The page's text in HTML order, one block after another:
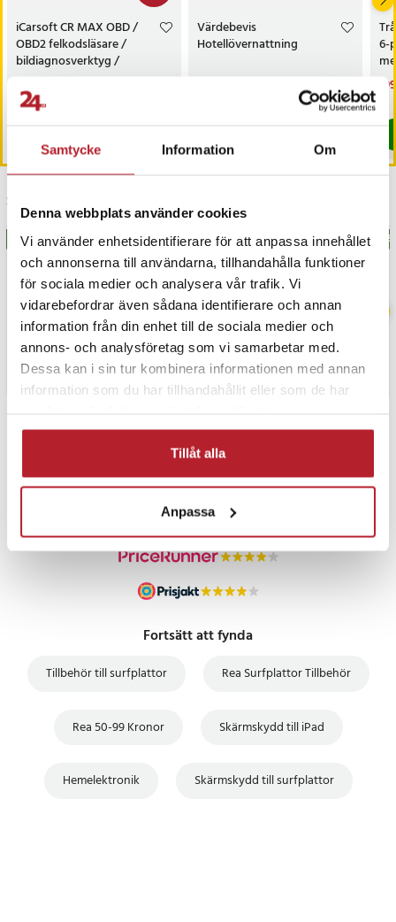
Samtycke Information Om
Denna webbplats använder cookies
Vi använder enhetsidentifierare för att anpassa innehållet
och annonserna till användarna, tillhandahålla funktioner
för sociala medier och analysera vår trafik. Vi
vidarebefordrar även sådana identifierare och annan
information från din enhet till de sociala medier och
annons- och analysföretag som vi samarbetar med.
Dessa kan i sin tur kombinera informationen med annan
information som du har tillhandahållit eller som de har
Tillåt alla
Anpassa
iCarsoft CR MAX OBD /
OBD2 felkodsläsare /
bildiagnosverktyg /
diagnosverktyg för bil
Nuvarande pris
3 698 kr
3 698 kr
I lager, levereras inom 1-2 vardagar
Värdebevis
Hotellövernattning
I lager, levereras inom 1-2 vardagar
6-
Senast besökta
BÄSTSÄLJARE BÄSTSÄLJARE
PRISGARANTI
UTFÖRSÄLJNING
Fortsätt att fynda
Tillbehör till surfplattor Rea Surfplattor Tillbehör
Rea 50-99 Kronor Skärmskydd till iPad
Hemelektronik Skärmskydd till surfplattor